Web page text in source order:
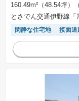
160.49m²（48.54坪）
とさでん交通伊野線
閑静な住宅地 接面道